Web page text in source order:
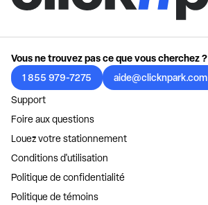
Vous ne trouvez pas ce que vous cherchez ?
1 855 979-7275
aide@clicknpark.com
Support
Foire aux questions
Louez votre stationnement
Conditions d'utilisation
Politique de confidentialité
Politique de témoins